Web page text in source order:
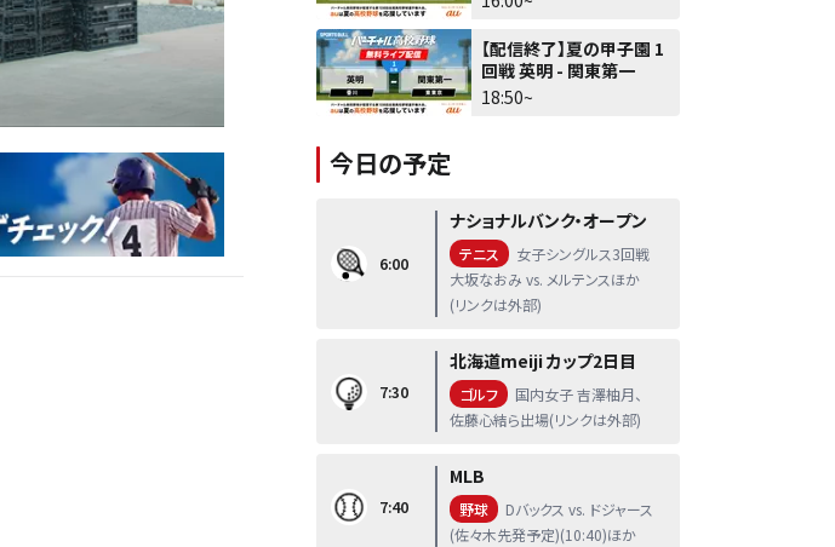
【配信終了】夏の甲子園 1
回戦 英明 - 関東第一
18:50~
今日の予定
6:00
ナショナルバンク・オープン
テニス
女子シングルス3回戦
大坂なおみ vs. メルテンスほか
(リンクは外部)
7:30
北海道meiji カップ2日目
ゴルフ
国内女子 吉澤柚月、
佐藤心結ら出場(リンクは外部)
7:40
MLB
野球
Dバックス vs. ドジャース
(佐々木先発予定)(10:40)ほか